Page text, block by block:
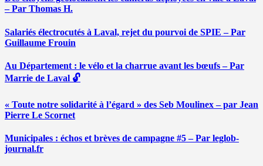
– Par Thomas H.
Salariés électrocutés à Laval, rejet du pourvoi de SPIE – Par
Guillaume Frouin
Au Département : le vélo et la charrue avant les bœufs – Par
Marrie de Laval 🔓
« Toute notre solidarité à l’égard » des Seb Moulinex – par Jean
Pierre Le Scornet
Municipales : échos et brèves de campagne #5 – Par leglob-
journal.fr